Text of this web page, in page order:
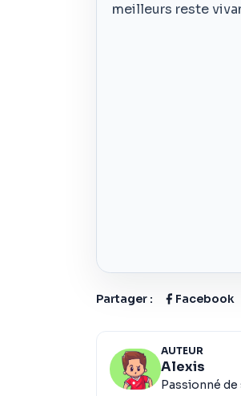
meilleurs reste
Partager : Facebook
AUTEUR
Alexis
Passionné